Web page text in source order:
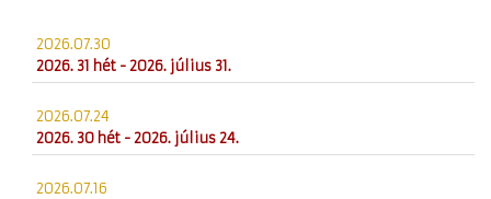
2026.07.30
2026. 31 hét - 2026. július 31.
2026.07.24
2026. 30 hét - 2026. július 24.
2026.07.16